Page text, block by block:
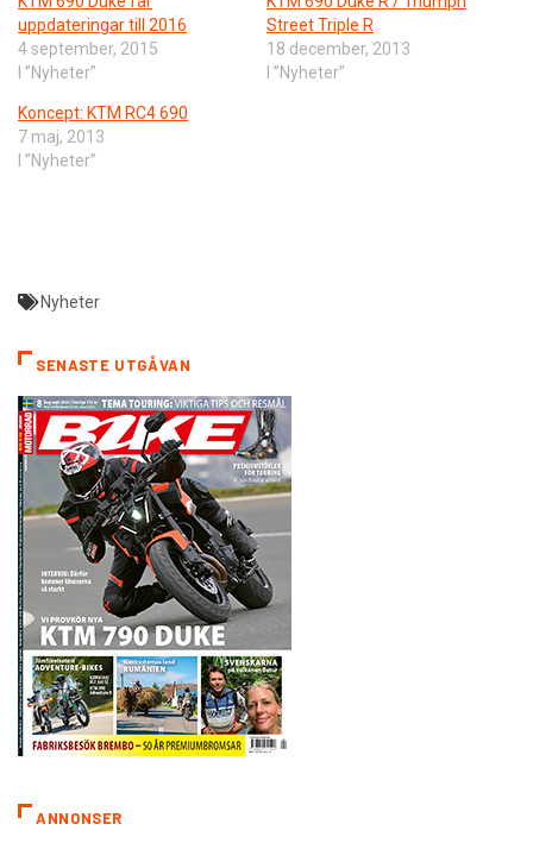
uppdateringar till 2016
4 september, 2015
I ”Nyheter”
Street Triple R
18 december, 2013
I ”Nyheter”
Koncept: KTM RC4 690
7 maj, 2013
I ”Nyheter”
Nyheter
SENASTE UTGÅVAN
ANNONSER